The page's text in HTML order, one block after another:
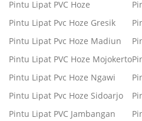
Pintu Lipat PVC Hoze
Pintu Lipat Pvc Hoze Gresik
Pintu Lipat Pvc Hoze Madiun
Pintu Lipat PVC Hoze Mojokerto
Pintu Lipat Pvc Hoze Ngawi
Pintu Lipat Pvc Hoze Sidoarjo
Pintu Lipat PVC Jambangan